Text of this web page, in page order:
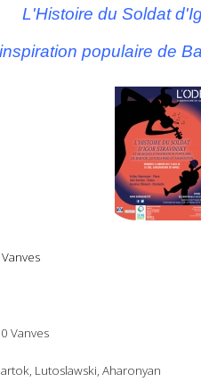
L'Histoire du Soldat
populaire de
Vanves
Lutoslawski, Aharonyan